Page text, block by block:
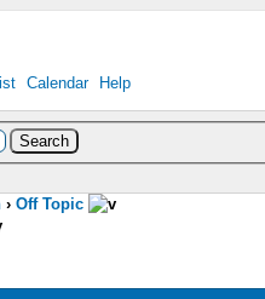
Calendar Help
›Off Topic